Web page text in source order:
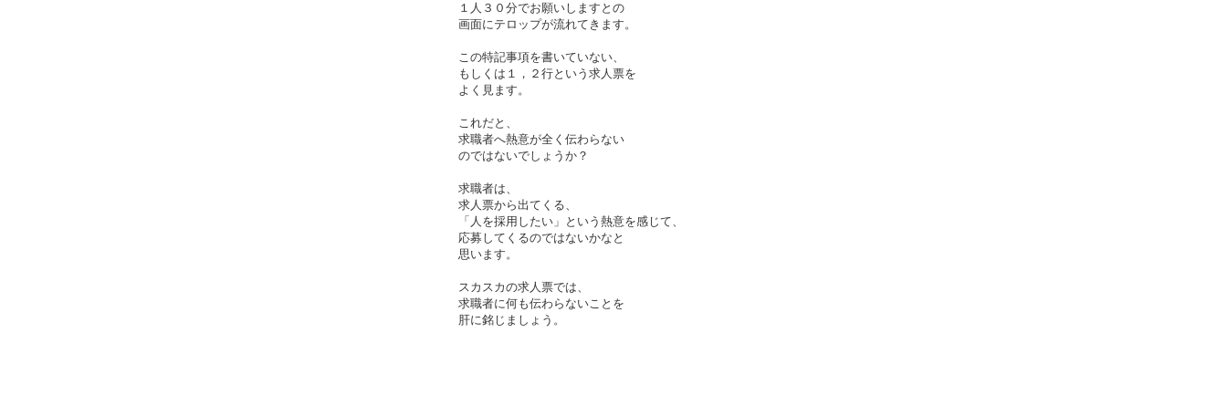
１人３０分でお願いしますとの
画面にテロップが流れてきます。
この特記事項を書いていない、
もしくは１，２行という求人票を
よく見ます。
これだと、
求職者へ熱意が全く伝わらない
のではないでしょうか？
求職者は、
求人票から出てくる、
「人を採用したい」という熱意を感じて、
応募してくるのではないかなと
思います。
スカスカの求人票では、
求職者に何も伝わらないことを
肝に銘じましょう。